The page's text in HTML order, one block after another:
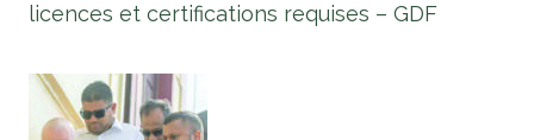
licences et certifications requises – GDF